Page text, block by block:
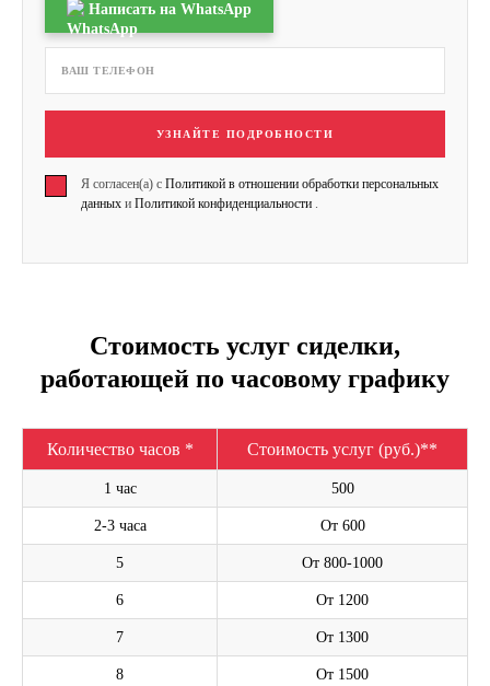
Написать на WhatsApp
УЗНАЙТЕ ПОДРОБНОСТИ
Я согласен(а) с Политикой в отношении обработки персональных
данных и Политикой конфиденциальности
Стоимость услуг сиделки,
работающей по часовому графику
Количество часов * Стоимость услуг (руб.)**
1 час 500
2-3 часа От 600
5 От 800-1000
6 От 1200
7 От 1300
8 От 1500